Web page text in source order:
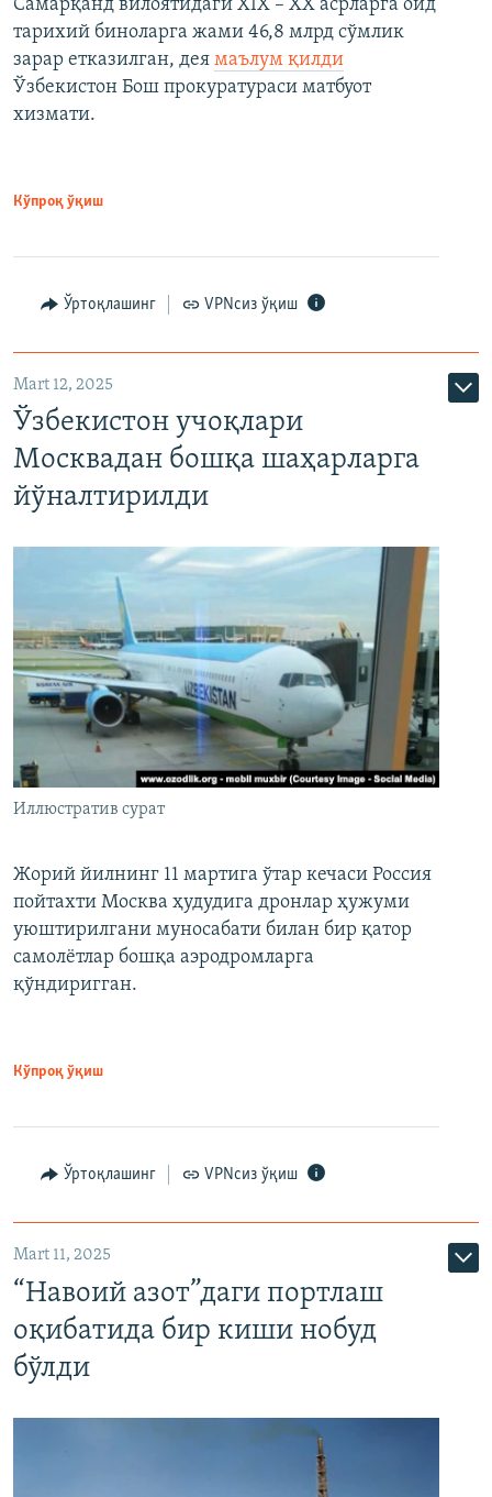
Самарқанд вилоятидаги XIX – XX асрларга оид
тарихий биноларга жами 46,8 млрд сўмлик
зарар етказилган, дея маълум қилди
Ўзбекистон Бош прокуратураси матбуот
хизмати.
Кўпроқ ўқиш
Ўртоқлашинг VPNсиз ўқиш
Mart 12, 2025
Ўзбекистон учоқлари
Москвадан бошқа шаҳарларга
йўналтирилди
Иллюстратив сурат
Жорий йилнинг 11 мартига ўтар кечаси Россия
пойтахти Москва ҳудудига дронлар ҳужуми
уюштирилгани муносабати билан бир қатор
самолётлар бошқа аэродромларга
қўндиригган.
Кўпроқ ўқиш
Ўртоқлашинг VPNсиз ўқиш
Mart 11, 2025
“Навоий азот”даги портлаш
оқибатида бир киши нобуд
бўлди